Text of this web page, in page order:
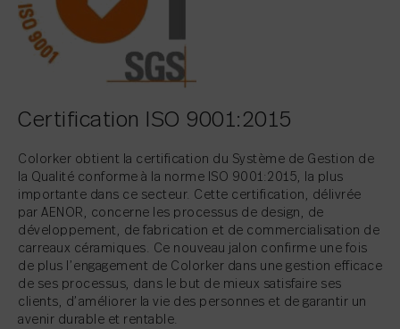
Certification ISO 9001:2015
Colorker obtient la certification du Système de Gestion de
la Qualité conforme à la norme ISO 9001:2015, la plus
importante dans ce secteur. Cette certification, délivrée
par AENOR, concerne les processus de design, de
développement, de fabrication et de commercialisation de
carreaux céramiques. Ce nouveau jalon confirme une fois
de plus l’engagement de Colorker dans une gestion efficace
de ses processus, dans le but de mieux satisfaire ses
clients, d’améliorer la vie des personnes et de garantir un
avenir durable et rentable.